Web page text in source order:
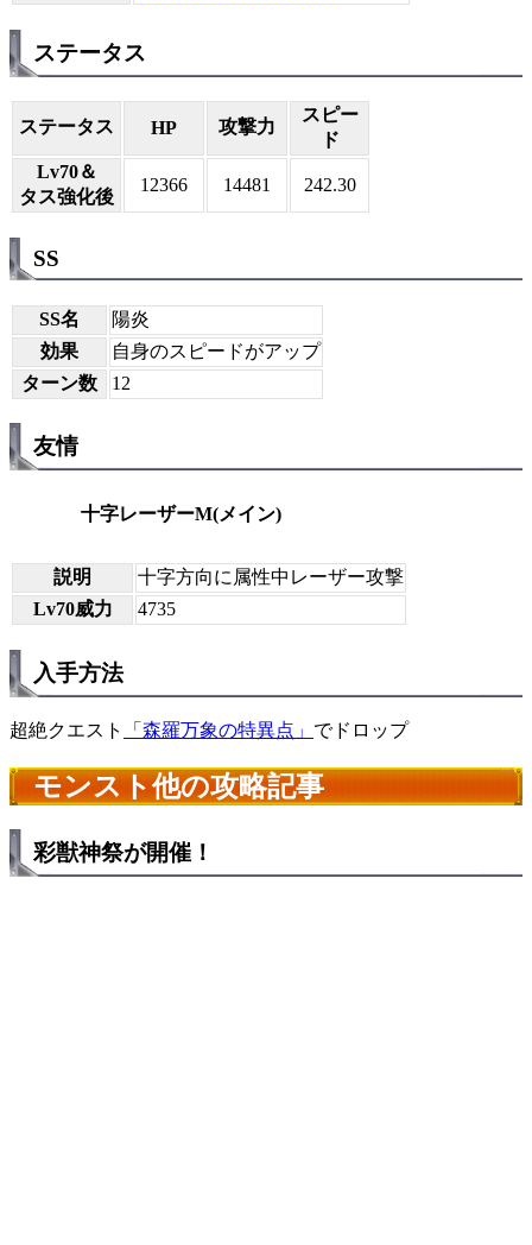
ステータス
ステータス HP 攻撃力
スピー
ド
Lv70＆
タス強化後
12366 14481 242.30
SS
SS名
陽炎
効果
自身のスピードがアップ
ターン数
12
友情
十字レーザーM(メイン)
説明
十字方向に属性中レーザー攻撃
Lv70威力
4735
入手方法
超絶クエスト 「森羅万象の特異点」 でドロップ
モンスト他の攻略記事
彩獣神祭が開催！